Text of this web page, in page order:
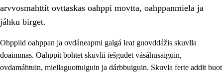
arvvosmahttit ovttaskas oahppi movtta, oahppanmiela ja
jáhku birget.
Ohppiid oahppan ja ovdáneapmi galgá leat guovddážis skuvlla
doaimmas. Oahppit bohtet skuvlii iešguđet vásáhusaiguin,
ovdamáhtuin, miellaguottuiguin ja dárbbuiguin. Skuvla ferte addit buot